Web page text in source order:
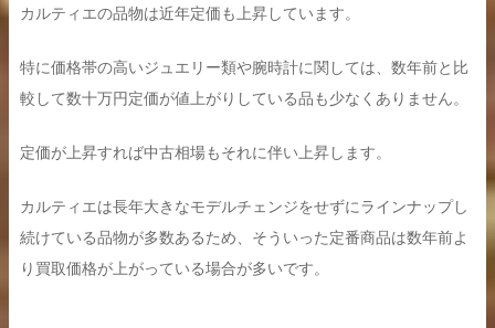
カルティエの品物は近年定価も上昇しています。
特に価格帯の高いジュエリー類や腕時計に関しては、数年前と比
較して数十万円定価が値上がりしている品も少なくありません。
定価が上昇すれば中古相場もそれに伴い上昇します。
カルティエは長年大きなモデルチェンジをせずにラインナップし
続けている品物が多数あるため、そういった定番商品は数年前よ
り買取価格が上がっている場合が多いです。